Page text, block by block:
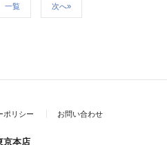
一覧 次へ»
ポリシー お問い合わせ
京本店